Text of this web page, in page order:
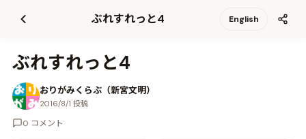
ぶれすれっと4 English
ぶれすれっと4
おりがみくらぶ（新宮文明）
2016/8/1 投稿
0 コメント